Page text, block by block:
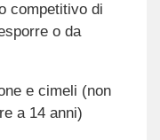
competitivo di
o da
e cimeli (non
a 14 anni)